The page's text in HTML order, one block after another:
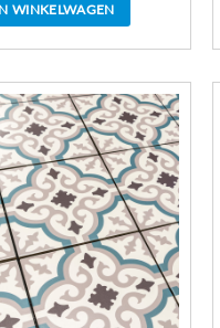
WINKELWAGEN